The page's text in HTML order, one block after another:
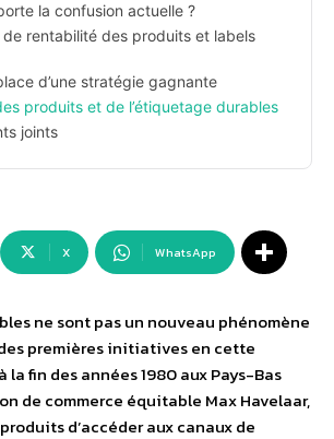
la confusion actuelle ?
de rentabilité des produits et labels
d’une stratégie gagnante
produits et de l’étiquetage durables
joints
X WhatsApp
ne sont pas un nouveau phénomène
des premières initiatives en cette
fin des années 1980 aux Pays-Bas
de commerce équitable Max Havelaar,
d’accéder aux canaux de